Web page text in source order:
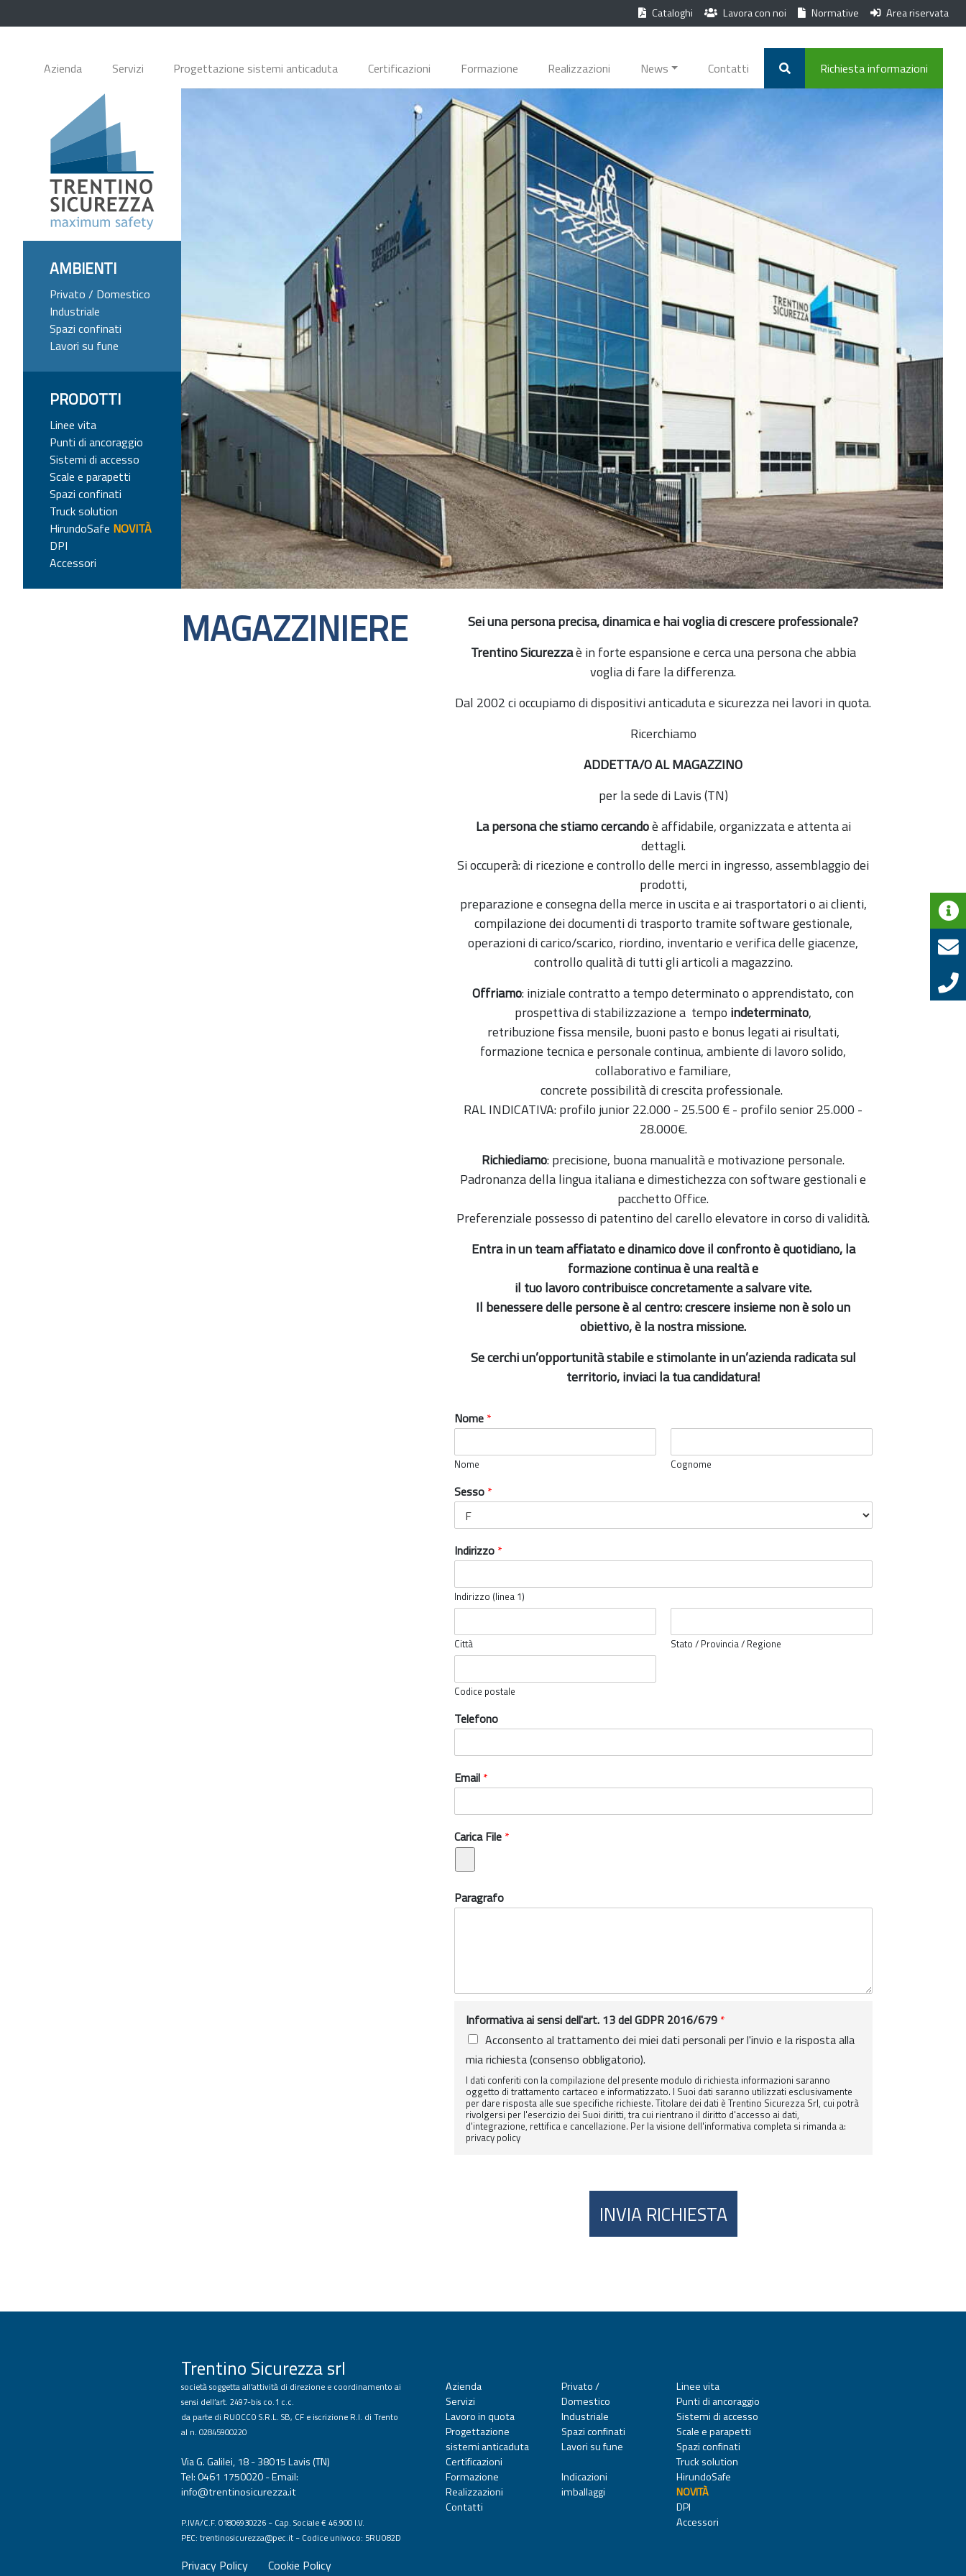
Cataloghi Lavora con noi Normative Area riservata
Azienda Servizi Progettazione sistemi anticaduta Certificazioni Formazione Realizzazioni News Contatti Richiesta informazioni
AMBIENTI
Privato / Domestico
Industriale
Spazi confinati
Lavori su fune
PRODOTTI
Linee vita
Punti di ancoraggio
Sistemi di accesso
Scale e parapetti
Spazi confinati
Truck solution
HirundoSafe NOVITÀ
DPI
Accessori
MAGAZZINIERE
Sei una persona precisa, dinamica e hai voglia di crescere professionale?
Trentino Sicurezzaè in forte espansione e cerca una persona che abbia
voglia di fare la differenza.
Dal 2002 ci occupiamo di dispositivi anticaduta e sicurezza nei lavori in quota.
Ricerchiamo
ADDETTA/O AL MAGAZZINO
per la sede di Lavis (TN)
La persona che stiamo cercandoè affidabile, organizzata e attenta ai
dettagli.
Si occuperà: di ricezione e controllo delle merci in ingresso, assemblaggio dei
prodotti,
preparazione e consegna della merce in uscita e ai trasportatori o ai clienti,
compilazione dei documenti di trasporto tramite software gestionale,
operazioni di carico/scarico, riordino, inventario e verifica delle giacenze,
controllo qualità di tutti gli articoli a magazzino.
Offriamo: iniziale contratto a tempo determinato o apprendistato, con
prospettiva di stabilizzazione a tempo indeterminato,
retribuzione fissa mensile, buoni pasto e bonus legati ai risultati,
formazione tecnica e personale continua, ambiente di lavoro solido,
collaborativo e familiare,
concrete possibilità di crescita professionale.
RAL INDICATIVA: profilo junior 22.000 - 25.500 € - profilo senior 25.000 -
28.000€.
Richiediamo: precisione, buona manualità e motivazione personale.
Padronanza della lingua italiana e dimestichezza con software gestionali e
pacchetto Office.
Preferenziale possesso di patentino del carello elevatore in corso di validità.
Entra in un team affiatato e dinamico dove il confronto è quotidiano, la
formazione continua è una realtà e
il tuo lavoro contribuisce concretamente a salvare vite.
Il benessere delle persone è al centro: crescere insieme non è solo un
obiettivo, è la nostra missione.
Se cerchi un’opportunità stabile e stimolante in un’azienda radicata sul
territorio,inviaci la tua candidatura!
Nome *
Nome Cognome
Sesso *
Indirizzo *
Indirizzo (linea 1)
Città Stato / Provincia / Regione
Codice postale
Telefono
Email *
Carica File *
Paragrafo
Informativa ai sensi dell'art. 13 del GDPR 2016/679 *
Acconsento al trattamento dei miei dati personali per l'invio e la risposta alla
mia richiesta (consenso obbligatorio).
I dati conferiti con la compilazione del presente modulo di richiesta informazioni saranno
oggetto di trattamento cartaceo e informatizzato. I Suoi dati saranno utilizzati esclusivamente
per dare risposta alle sue specifiche richieste. Titolare dei dati è Trentino Sicurezza Srl, cui potrà
rivolgersi per l'esercizio dei Suoi diritti, tra cui rientrano il diritto d'accesso ai dati,
d'integrazione, rettifica e cancellazione. Per la visione dell'informativa completa si rimanda a:
privacy policy
INVIA RICHIESTA
Trentino Sicurezza srl
società soggetta all’attività di direzione e coordinamento ai
sensi dell’art. 2497-bis co.1 c.c.
da parte di RUOCCO S.R.L. SB, CF e iscrizione R.I. di Trento
al n. 02845900220
Via G. Galilei, 18 - 38015 Lavis (TN)
Tel: 0461 1750020 - Email:
info@trentinosicurezza.it
P.IVA/C.F. 01806930226 - Cap. Sociale € 46.900 I.V.
PEC: trentinosicurezza@pec.it - Codice univoco: 5RUO82D
Privacy Policy Cookie Policy
Azienda
Servizi
Lavoro in quota
Progettazione
sistemi anticaduta
Certificazioni
Formazione
Realizzazioni
Contatti
Privato /
Domestico
Industriale
Spazi confinati
Lavori su fune
Indicazioni
imballaggi
Linee vita
Punti di ancoraggio
Sistemi di accesso
Scale e parapetti
Spazi confinati
Truck solution
HirundoSafe
NOVITÀ
DPI
Accessori